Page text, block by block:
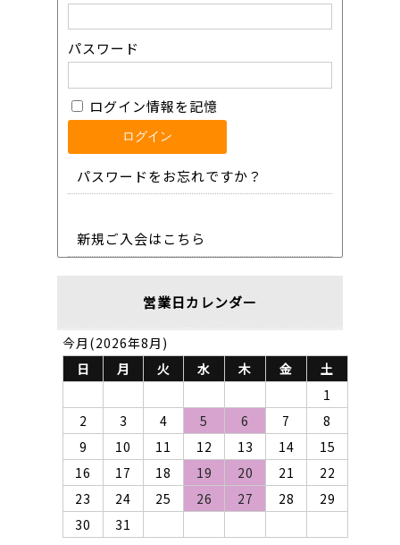
パスワード
ログイン情報を記憶
パスワードをお忘れですか？
新規ご入会はこちら
営業日カレンダー
今月(2026年8月)
日
月 火 水 木 金
土
1
2
3 4 5 6 7
8
9
10 11 12 13 14
15
16
17 18 19 20 21
22
23
24 25 26 27 28
29
30
31